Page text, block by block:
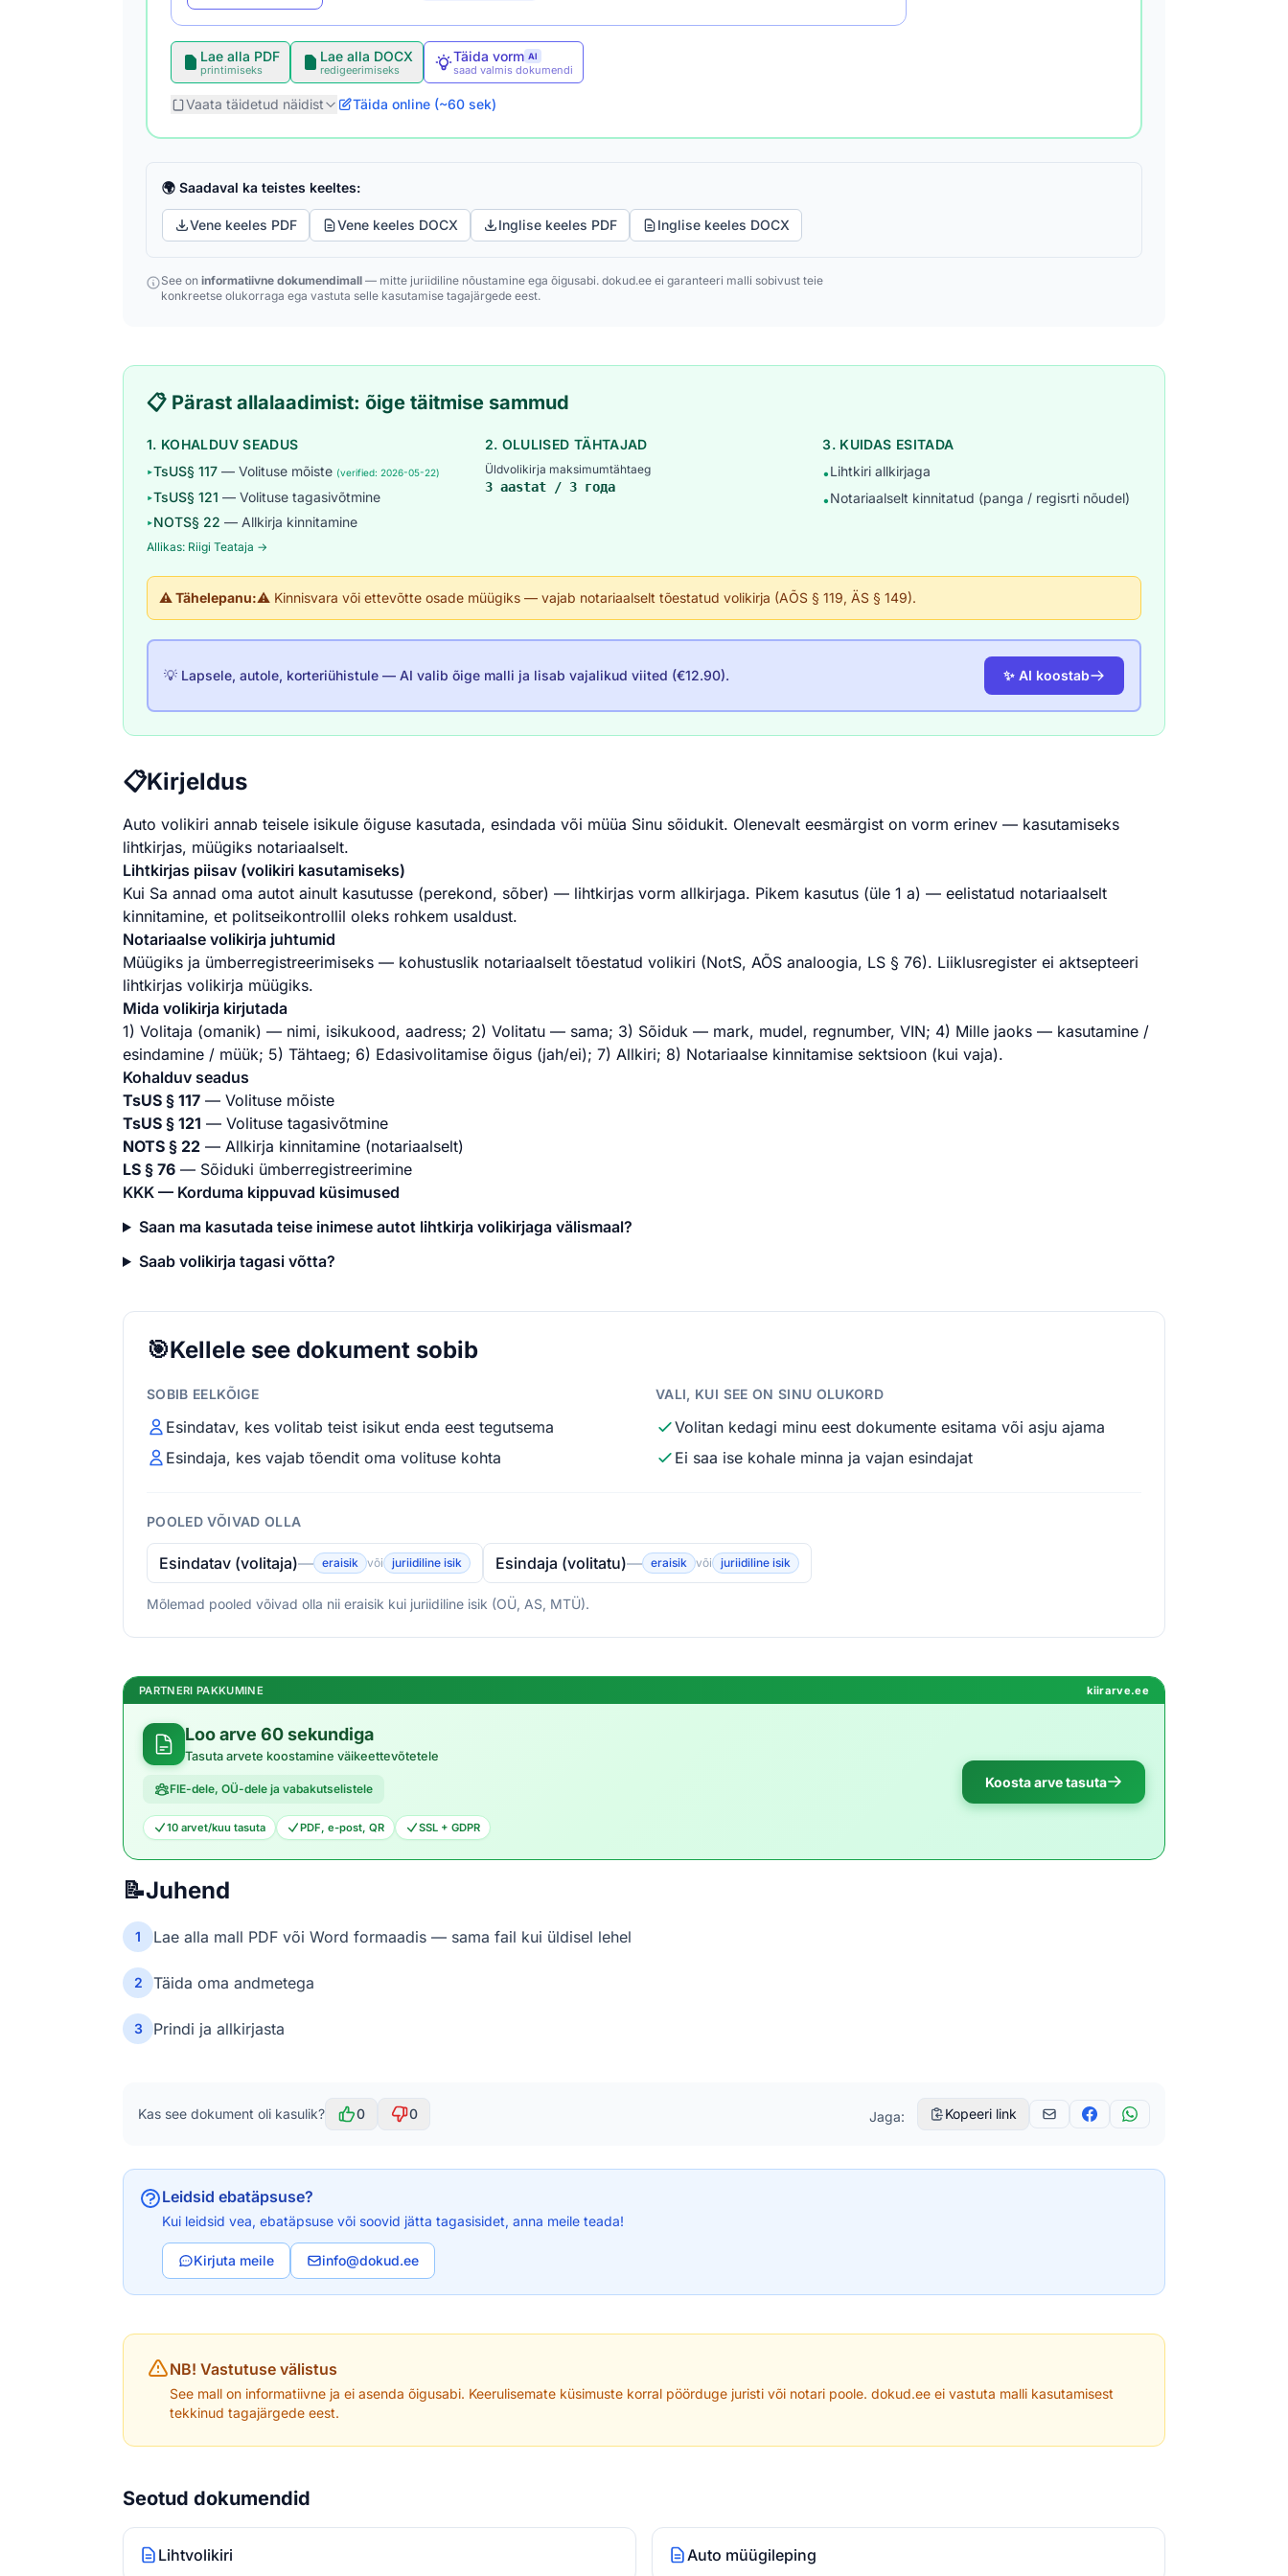
Lae alla PDF
printimiseks
Lae alla DOCX
redigeerimiseks
Täida vorm AI
saad valmis dokumendi
Vaata täidetud näidist Täida online (~60 sek)
🌍 Saadaval ka teistes keeltes:
Vene keeles PDF Vene keeles DOCX Inglise keeles PDF Inglise keeles DOCX
See on informatiivne dokumendimall — mitte juriidiline nõustamine ega õigusabi. dokud.ee ei garanteeri malli sobivust teie
konkreetse olukorraga ega vastuta selle kasutamise tagajärgede eest.
📋 Pärast allalaadimist: õige täitmise sammud
1. KOHALDUV SEADUS
▸TsUS§ 117 — Volituse mõiste (verified: 2026-05-22)
▸TsUS§ 121 — Volituse tagasivõtmine
▸NOTS§ 22 — Allkirja kinnitamine
Allikas: Riigi Teataja →
2. OLULISED TÄHTAJAD
Üldvolikirja maksimumtähtaeg
3 aastat / 3 года
3. KUIDAS ESITADA
•Lihtkiri allkirjaga
•Notariaalselt kinnitatud (panga / regisrti nõudel)
⚠️ Tähelepanu:⚠️ Kinnisvara või ettevõtte osade müügiks — vajab notariaalselt tõestatud volikirja (AÕS § 119, ÄS § 149).
💡 Lapsele, autole, korteriühistule — AI valib õige malli ja lisab vajalikud viited (€12.90). ✨ AI koostab
📋Kirjeldus
Auto volikiri annab teisele isikule õiguse kasutada, esindada või müüa Sinu sõidukit. Olenevalt eesmärgist on vorm erinev — kasutamiseks
lihtkirjas, müügiks notariaalselt.
Lihtkirjas piisav (volikiri kasutamiseks)
Kui Sa annad oma autot ainult kasutusse (perekond, sõber) — lihtkirjas vorm allkirjaga. Pikem kasutus (üle 1 a) — eelistatud notariaalselt
kinnitamine, et politseikontrollil oleks rohkem usaldust.
Notariaalse volikirja juhtumid
Müügiks ja ümberregistreerimiseks — kohustuslik notariaalselt tõestatud volikiri (NotS, AÕS analoogia, LS § 76). Liiklusregister ei aktsepteeri
lihtkirjas volikirja müügiks.
Mida volikirja kirjutada
1) Volitaja (omanik) — nimi, isikukood, aadress; 2) Volitatu — sama; 3) Sõiduk — mark, mudel, regnumber, VIN; 4) Mille jaoks — kasutamine /
esindamine / müük; 5) Tähtaeg; 6) Edasivolitamise õigus (jah/ei); 7) Allkiri; 8) Notariaalse kinnitamise sektsioon (kui vaja).
Kohalduv seadus
TsUS § 117 — Volituse mõiste
TsUS § 121 — Volituse tagasivõtmine
NOTS § 22 — Allkirja kinnitamine (notariaalselt)
LS § 76 — Sõiduki ümberregistreerimine
KKK — Korduma kippuvad küsimused
Saan ma kasutada teise inimese autot lihtkirja volikirjaga välismaal?
Saab volikirja tagasi võtta?
🎯Kellele see dokument sobib
SOBIB EELKÕIGE
Esindatav, kes volitab teist isikut enda eest tegutsema
Esindaja, kes vajab tõendit oma volituse kohta
VALI, KUI SEE ON SINU OLUKORD
Volitan kedagi minu eest dokumente esitama või asju ajama
Ei saa ise kohale minna ja vajan esindajat
POOLED VÕIVAD OLLA
Esindatav (volitaja)— eraisik või juriidiline isik Esindaja (volitatu)— eraisik või juriidiline isik
Mõlemad pooled võivad olla nii eraisik kui juriidiline isik (OÜ, AS, MTÜ).
PARTNERI PAKKUMINE kiirarve.ee
Loo arve 60 sekundiga
Tasuta arvete koostamine väikeettevõtetele
FIE-dele, OÜ-dele ja vabakutselistele
10 arvet/kuu tasuta PDF, e-post, QR SSL + GDPR
Koosta arve tasuta
📝Juhend
1 Lae alla mall PDF või Word formaadis — sama fail kui üldisel lehel
2 Täida oma andmetega
3 Prindi ja allkirjasta
Kas see dokument oli kasulik? 0 0 Jaga: Kopeeri link
Leidsid ebatäpsuse?
Kui leidsid vea, ebatäpsuse või soovid jätta tagasisidet, anna meile teada!
Kirjuta meile info@dokud.ee
NB! Vastutuse välistus
See mall on informatiivne ja ei asenda õigusabi. Keerulisemate küsimuste korral pöörduge juristi või notari poole. dokud.ee ei vastuta malli kasutamisest
tekkinud tagajärgede eest.
Seotud dokumendid
Lihtvolikiri Auto müügileping